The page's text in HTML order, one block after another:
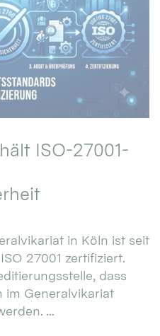
ISO-27001-
in Köln ist seit
27001 zertifiziert.
dass
im Generalvikariat
...